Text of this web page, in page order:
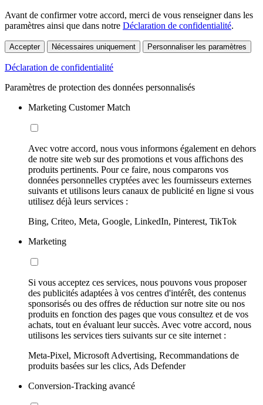
Avant de confirmer votre accord, merci de vous renseigner dans les
paramètres ainsi que dans notre Déclaration de confidentialité.
Accepter Nécessaires uniquement Personnaliser les paramètres
Déclaration de confidentialité
Paramètres de protection des données personnalisés
Marketing Customer Match
Avec votre accord, nous vous informons également en dehors
de notre site web sur des promotions et vous affichons des
produits pertinents. Pour ce faire, nous comparons vos
données personnelles cryptées avec les fournisseurs externes
suivants et utilisons leurs canaux de publicité en ligne si vous
utilisez déjà leurs services :
Bing, Criteo, Meta, Google, LinkedIn, Pinterest, TikTok
Marketing
Si vous acceptez ces services, nous pouvons vous proposer
des publicités adaptées à vos centres d'intérêt, des contenus
sponsorisés ou des offres de réduction sur notre site ou nos
produits en fonction des pages que vous consultez et de vos
achats, tout en évaluant leur succès. Avec votre accord, nous
utilisons les services tiers suivants sur ce site internet :
Meta-Pixel, Microsoft Advertising, Recommandations de
produits basées sur les clics, Ads Defender
Conversion-Tracking avancé